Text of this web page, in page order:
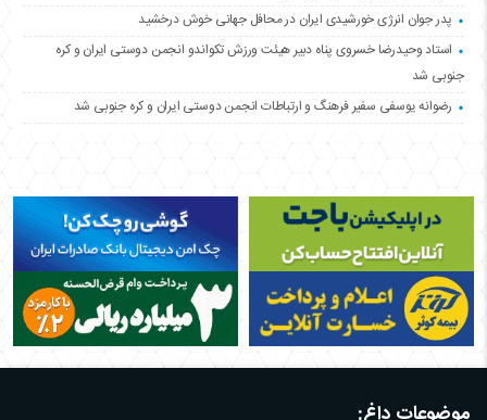
پدر جوان انرژی خورشیدی ایران در محافل جهانی خوش درخشید
استاد وحیدرضا خسروی پناه دبیر هیئت ورزش تکواندو انجمن دوستی ایران و کره
جنوبی شد
رضوانه یوسفی سفیر فرهنگ و ارتباطات انجمن دوستی ایران و کره جنوبی شد